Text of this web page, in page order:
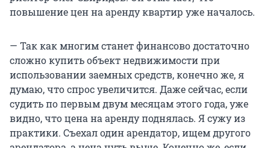
повышение цен на аренду квартир уже началось.
— Так как многим станет финансово достаточно
сложно купить объект недвижимости при
использовании заемных средств, конечно же, я
думаю, что спрос увеличится. Даже сейчас, если
судить по первым двум месяцам этого года, уже
видно, что цена на аренду поднялась. Я сужу из
практики. Съехал один арендатор, ищем другого